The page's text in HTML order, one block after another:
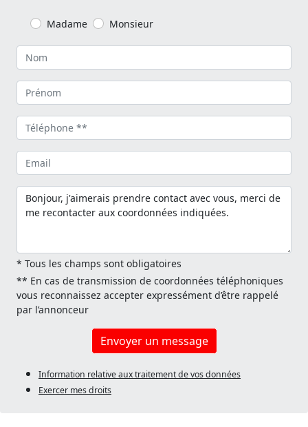
Madame Monsieur
* Tous les champs sont obligatoires
** En cas de transmission de coordonnées téléphoniques
vous reconnaissez accepter expressément d’être rappelé
par l’annonceur
Envoyer un message
Information relative aux traitement de vos données
Exercer mes droits